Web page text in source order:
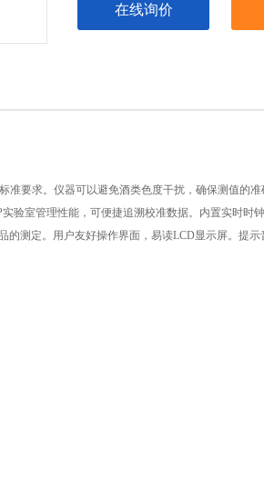
在线询价
准要求。仪器可以避免酒类色度干扰，确保测值的准
实验室管理性能，可便捷追溯校准数据。内置实时时
的测定。用户友好操作界面，易读LCD显示屏。提